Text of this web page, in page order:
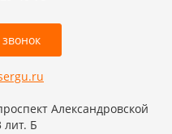
Александровской
Б